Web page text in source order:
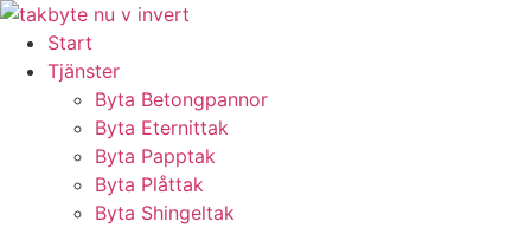
Skip
content
Start
Tjänster
Byta Betongpannor
Byta Eternittak
Byta Papptak
Byta Plåttak
Byta Shingeltak